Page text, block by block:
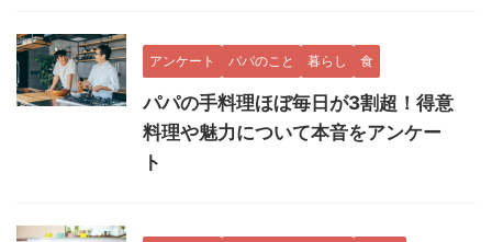
アンケート パパのこと 暮らし 食
パパの手料理ほぼ毎日が3割超！得意
料理や魅力について本音をアンケー
ト